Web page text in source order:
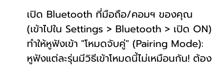
เปิด Bluetooth ที่มือถือ/คอมฯ ของคุณ
(เข้าไปใน Settings > Bluetooth > เปิด ON)
ทำให้หูฟังเข้า "โหมดจับคู่" (Pairing Mode):
หูฟังแต่ละรุ่นมีวิธีเข้าโหมดนี้ไม่เหมือนกัน! ต้อง